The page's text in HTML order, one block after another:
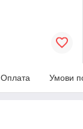
Оплата Умови